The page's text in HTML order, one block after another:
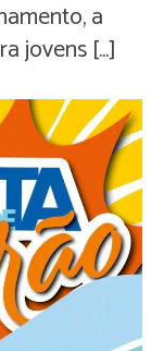
a
jovens […]